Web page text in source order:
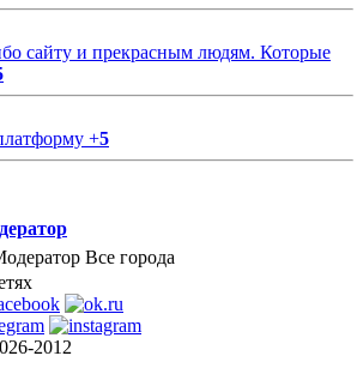
сайту и прекрасным людям. Которые
+5
Все города
2012